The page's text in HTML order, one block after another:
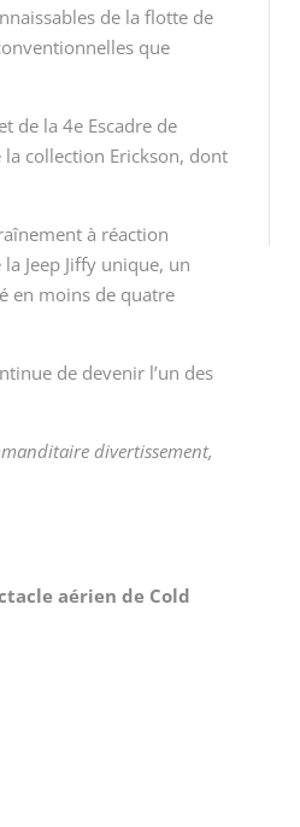
de la flotte de
que
de la 4e Escadre de
collection Erickson, dont
à réaction
Jeep Jiffy unique, un
en moins de quatre
de devenir l’un des
divertissement,
aérien de Cold